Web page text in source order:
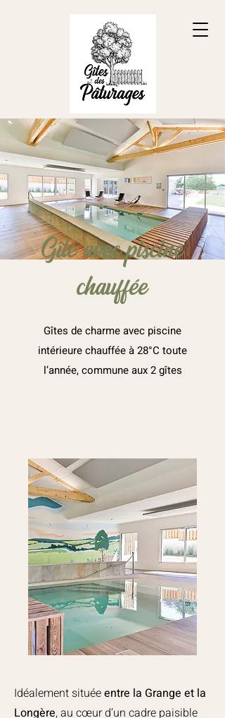
Gîte avec piscine
chauffée
Gîtes de charme avec piscine
intérieure chauffée à 28°C toute
l’année, commune aux 2 gîtes
Idéalement situéeentre la Grange et la
Longère, au cœur d’un cadre paisible